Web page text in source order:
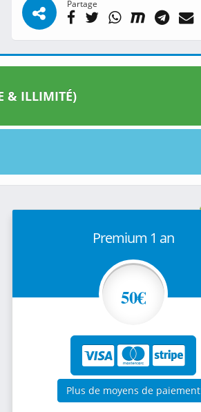
Partage
& ILLIMITÉ)
Premium 1 an
50€
Plus de moyens de paiement